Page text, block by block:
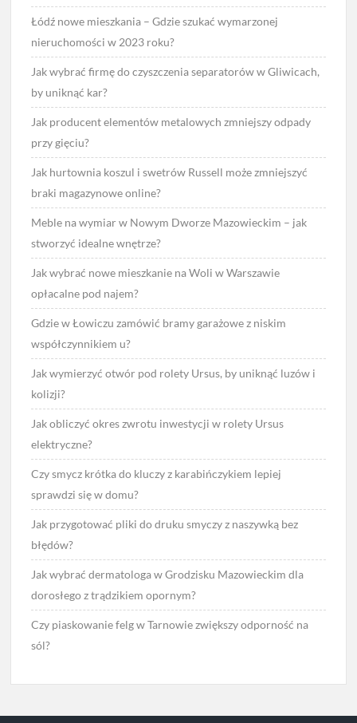
Łódź nowe mieszkania – Gdzie szukać wymarzonej
nieruchomości w 2023 roku?
Jak wybrać firmę do czyszczenia separatorów w Gliwicach,
by uniknąć kar?
Jak producent elementów metalowych zmniejszy odpady
przy gięciu?
Jak hurtownia koszul i swetrów Russell może zmniejszyć
braki magazynowe online?
Meble na wymiar w Nowym Dworze Mazowieckim – jak
stworzyć idealne wnętrze?
Jak wybrać nowe mieszkanie na Woli w Warszawie
opłacalne pod najem?
Gdzie w Łowiczu zamówić bramy garażowe z niskim
współczynnikiem u?
Jak wymierzyć otwór pod rolety Ursus, by uniknąć luzów i
kolizji?
Jak obliczyć okres zwrotu inwestycji w rolety Ursus
elektryczne?
Czy smycz krótka do kluczy z karabińczykiem lepiej
sprawdzi się w domu?
Jak przygotować pliki do druku smyczy z naszywką bez
błędów?
Jak wybrać dermatologa w Grodzisku Mazowieckim dla
dorosłego z trądzikiem opornym?
Czy piaskowanie felg w Tarnowie zwiększy odporność na
sól?